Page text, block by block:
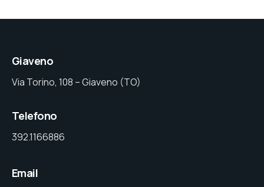
Giaveno
Via Torino, 108 – Giaveno (TO)
Telefono
392.1166886
Email